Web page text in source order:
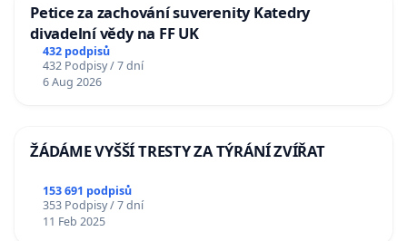
Petice za zachování suverenity Katedry
divadelní vědy na FF UK
432 podpisů
432 Podpisy / 7 dní
6 Aug 2026
ŽÁDÁME VYŠŠÍ TRESTY ZA TÝRÁNÍ ZVÍŘAT
153 691 podpisů
353 Podpisy / 7 dní
11 Feb 2025